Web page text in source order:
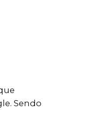
Sendo